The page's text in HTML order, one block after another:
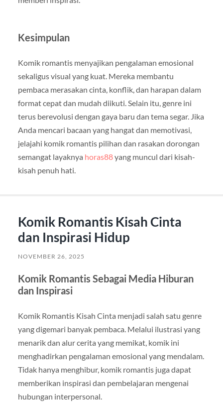
Kesimpulan
Komik romantis menyajikan pengalaman emosional
sekaligus visual yang kuat. Mereka membantu
pembaca merasakan cinta, konflik, dan harapan dalam
format cepat dan mudah diikuti. Selain itu, genre ini
terus berevolusi dengan gaya baru dan tema segar. Jika
Anda mencari bacaan yang hangat dan memotivasi,
jelajahi komik romantis pilihan dan rasakan dorongan
semangat layaknya horas88yang muncul dari kisah-
kisah penuh hati.
Komik Romantis Kisah Cinta
dan Inspirasi Hidup
NOVEMBER 26, 2025
Komik Romantis Sebagai Media Hiburan
dan Inspirasi
Komik Romantis Kisah Cinta menjadi salah satu genre
yang digemari banyak pembaca. Melalui ilustrasi yang
menarik dan alur cerita yang memikat, komik ini
menghadirkan pengalaman emosional yang mendalam.
Tidak hanya menghibur, komik romantis juga dapat
memberikan inspirasi dan pembelajaran mengenai
hubungan interpersonal.